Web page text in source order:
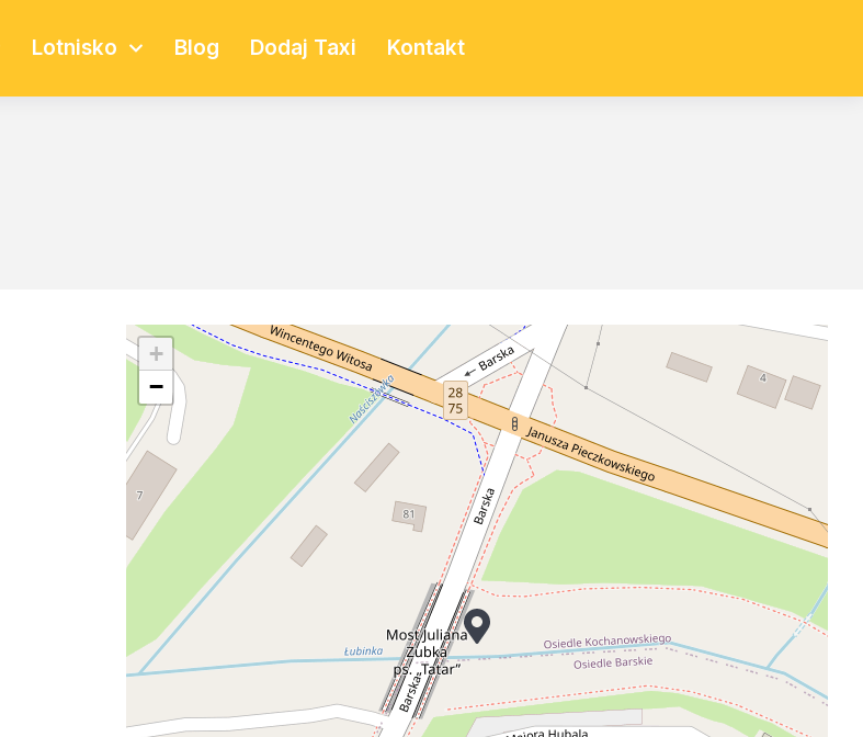
Lotnisko Blog Dodaj Taxi Kontakt
+
−